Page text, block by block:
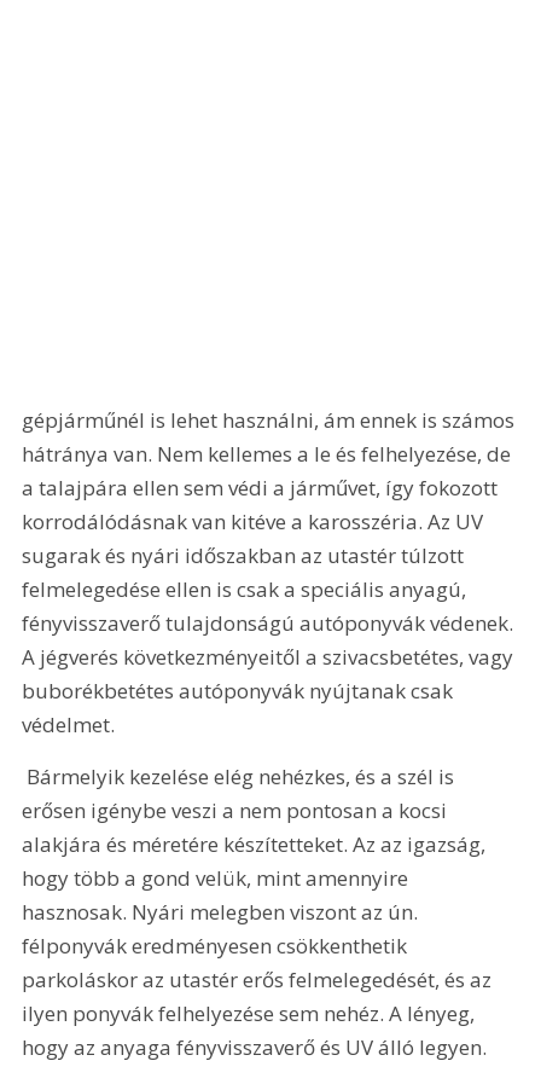
gépjárműnél is lehet használni, ám ennek is számos
hátránya van. Nem kellemes a le és felhelyezése, de
a talajpára ellen sem védi a járművet, így fokozott
korrodálódásnak van kitéve a karosszéria. Az UV
sugarak és nyári időszakban az utastér túlzott
felmelegedése ellen is csak a speciális anyagú,
fényvisszaverő tulajdonságú autóponyvák védenek.
A jégverés következményeitől a szivacsbetétes, vagy
buborékbetétes autóponyvák nyújtanak csak
védelmet.
erősen igénybe veszi a nem pontosan a kocsi
alakjára és méretére készítetteket. Az az igazság,
hogy több a gond velük, mint amennyire
hasznosak. Nyári melegben viszont az ún.
félponyvák eredményesen csökkenthetik
parkoláskor az utastér erős felmelegedését, és az
ilyen ponyvák felhelyezése sem nehéz. A lényeg,
hogy az anyaga fényvisszaverő és UV álló legyen.